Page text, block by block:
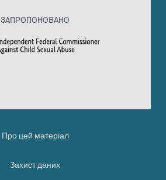
ЗАПРОПОНОВАНО
Про цей матеріал
Захист даних